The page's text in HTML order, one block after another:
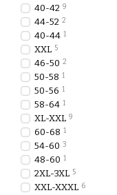
40-42 9
44-52 2
40-44 1
XXL 5
46-50 2
50-58 1
50-56 1
58-64 1
XL-XXL 9
60-68 1
54-60 3
48-60 1
2XL-3XL 5
XXL-XXXL 6